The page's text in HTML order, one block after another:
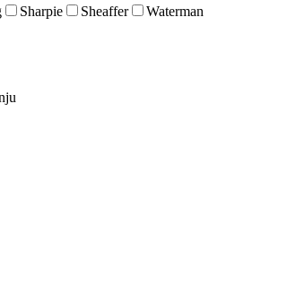
Sharpie Sheaffer
Waterman